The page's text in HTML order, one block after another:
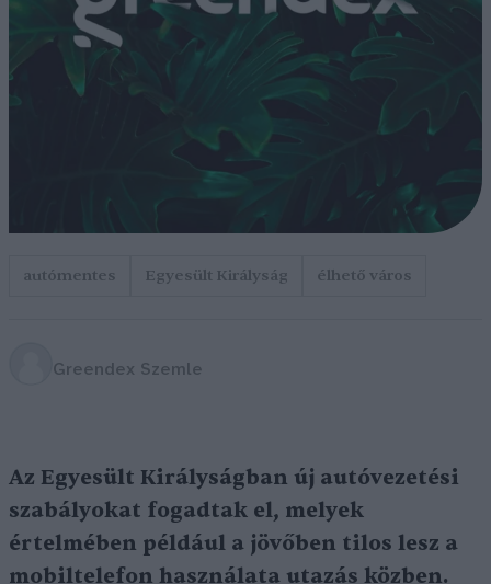
autómentes Egyesült Királyság élhető város
Greendex Szemle
Az Egyesült Királyságban új autóvezetési
szabályokat fogadtak el, melyek
értelmében például a jövőben tilos lesz a
mobiltelefon használata utazás közben.